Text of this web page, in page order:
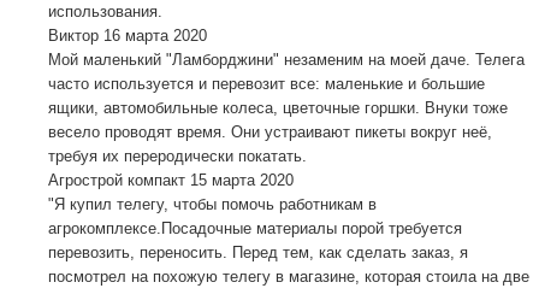
использования.
Виктор 16 марта 2020
Мой маленький "Ламборджини" незаменим на моей даче. Телега
часто используется и перевозит все: маленькие и большие
ящики, автомобильные колеса, цветочные горшки. Внуки тоже
весело проводят время. Они устраивают пикеты вокруг неё,
требуя их переродически покатать.
Агрострой компакт 15 марта 2020
"Я купил телегу, чтобы помочь работникам в
агрокомплексе.Посадочные материалы порой требуется
перевозить, переносить. Перед тем, как сделать заказ, я
посмотрел на похожую телегу в магазине, которая стоила на две